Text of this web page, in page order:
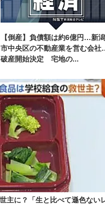
【倒産】負債額は約6億円…新潟
市中央区の不動産業を営む会社
破産開始決定 宅地の...
主に？「生と比べて遜色ない